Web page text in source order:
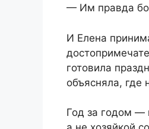
— Им правда
И Елена
готовила
объясняла, где
Год за годом —